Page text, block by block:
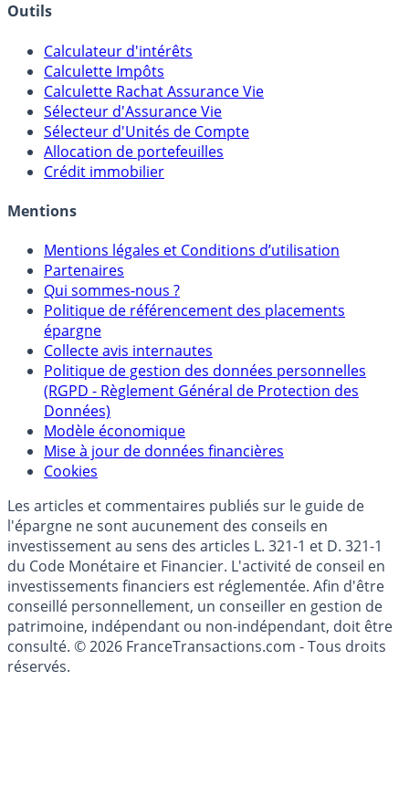
Outils
Calculateur d'intérêts
Calculette Impôts
Calculette Rachat Assurance Vie
Sélecteur d'Assurance Vie
Sélecteur d'Unités de Compte
Allocation de portefeuilles
Crédit immobilier
Mentions
Mentions légales et Conditions d’utilisation
Partenaires
Qui sommes-nous ?
Politique de référencement des placements
épargne
Collecte avis internautes
Politique de gestion des données personnelles
(RGPD - Règlement Général de Protection des
Données)
Modèle économique
Mise à jour de données financières
Cookies
Les articles et commentaires publiés sur le guide de
l'épargne ne sont aucunement des conseils en
investissement au sens des articles L. 321-1 et D. 321-1
du Code Monétaire et Financier. L'activité de conseil en
investissements financiers est réglementée. Afin d'être
conseillé personnellement, un conseiller en gestion de
patrimoine, indépendant ou non-indépendant, doit être
consulté. © 2026 FranceTransactions.com - Tous droits
réservés.